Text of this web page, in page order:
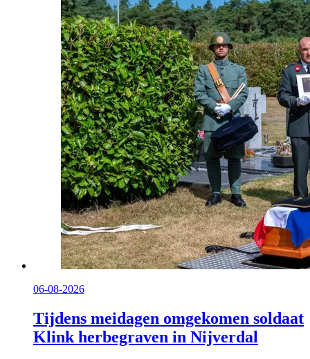
06-08-2026
Tijdens meidagen omgekomen soldaat
Klink herbegraven in Nijverdal